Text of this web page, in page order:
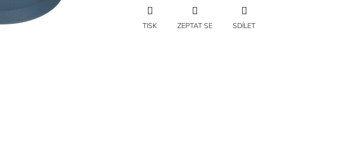
TISK ZEPTAT SE SDÍLET